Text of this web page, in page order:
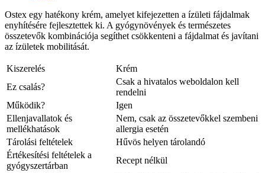
Ostex egy hatékony krém, amelyet kifejezetten a ízületi fájdalmak
enyhítésére fejlesztettek ki. A gyógynövények és természetes
összetevők kombinációja segíthet csökkenteni a fájdalmat és javítani
az ízületek mobilitását.
Kiszerelés
Krém
Ez csalás?
Csak a hivatalos weboldalon kell
rendelni
Működik?
Igen
Ellenjavallatok és
mellékhatások
Nem, csak az összetevőkkel szembeni
allergia esetén
Tárolási feltételek
Hűvös helyen tárolandó
Értékesítési feltételek a
gyógyszertárban
Recept nélkül